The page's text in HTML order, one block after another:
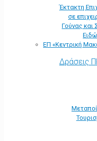
Έκτακτη
σε
Γούνας και
ΕΠ «Kεντρική
Δράσεις